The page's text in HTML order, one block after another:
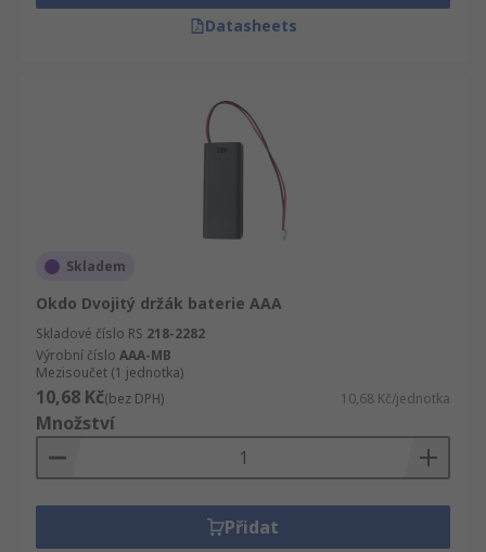
Datasheets
Skladem
Okdo Dvojitý držák baterie AAA
Skladové číslo RS 218-2282
Výrobní číslo AAA-MB
Mezisoučet (1 jednotka)
10,68 Kč(bez DPH) 10,68 Kč/jednotka
Množství
Přidat